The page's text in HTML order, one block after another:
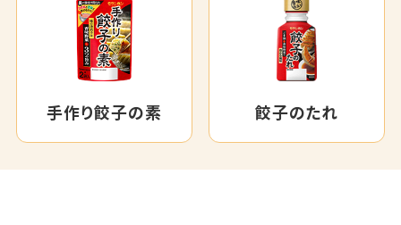
手作り餃子の素 餃子のたれ